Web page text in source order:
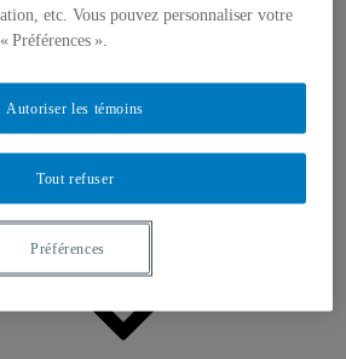
à venir
CRISES
et dialogue
etc. Vous pouvez personnaliser votre
Préférences ».
Tout refuser
Autoriser les témoins
Préférences